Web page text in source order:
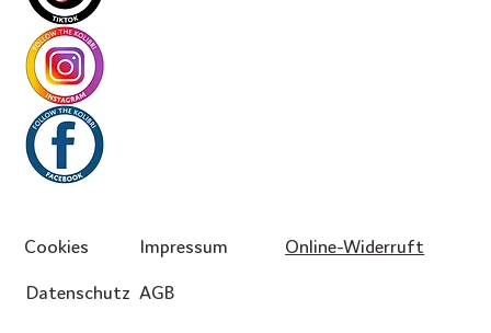
Cookies
Datenschutz
Impressum
AGB
Online-Widerruft